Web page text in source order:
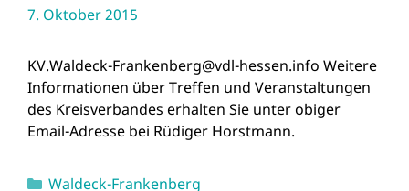
7. Oktober 2015
KV.Waldeck-Frankenberg@vdl-hessen.info Weitere
Informationen über Treffen und Veranstaltungen
des Kreisverbandes erhalten Sie unter obiger
Email-Adresse bei Rüdiger Horstmann.
Kategorien
Waldeck-Frankenberg